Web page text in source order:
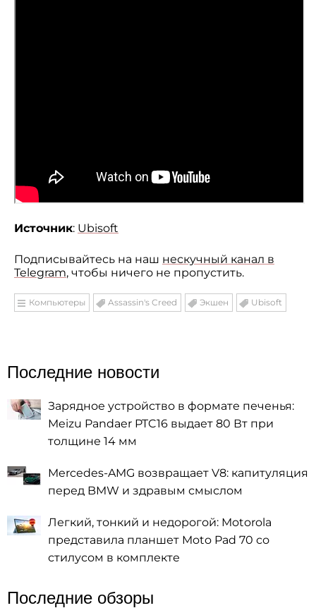
Источник: Ubisoft
Подписывайтесь на наш нескучный канал в
Telegram, чтобы ничего не пропустить.
Компьютеры Assassin's Creed Экшен Ubisoft
Последние новости
Зарядное устройство в формате печенья:
Meizu Pandaer PTC16 выдает 80 Вт при
толщине 14 мм
Mercedes-AMG возвращает V8: капитуляция
перед BMW и здравым смыслом
Легкий, тонкий и недорогой: Motorola
представила планшет Moto Pad 70 со
стилусом в комплекте
Последние обзоры